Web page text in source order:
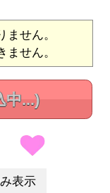
せん。
せん。
中...)
表示